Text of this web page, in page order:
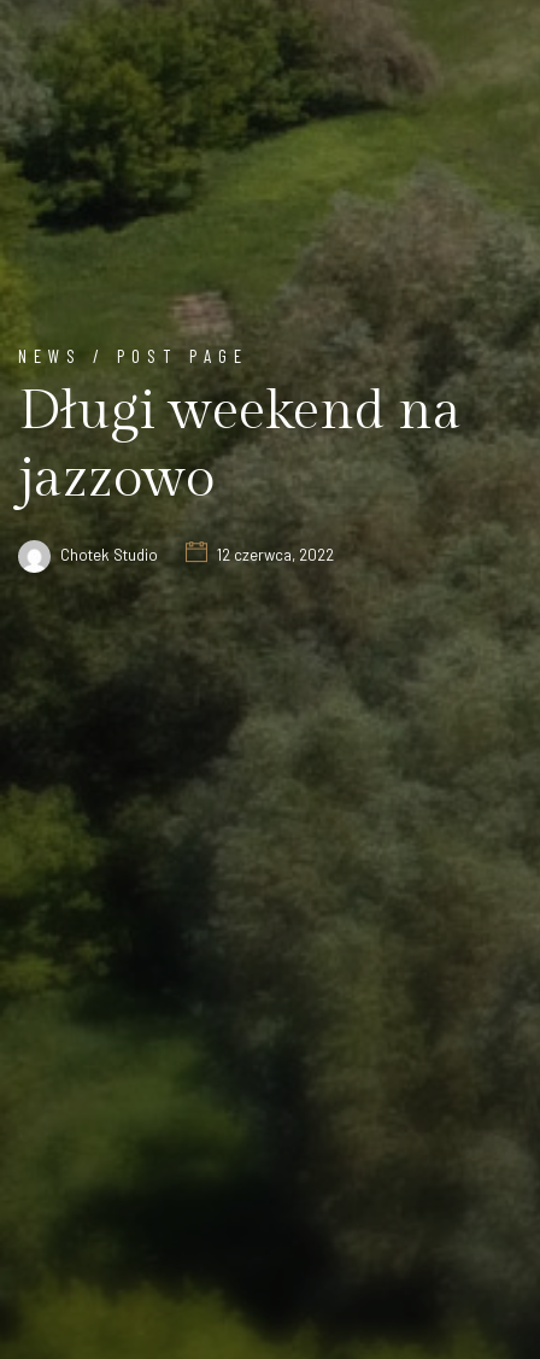
NEWS / POST PAGE
Długi weekend na
jazzowo
Chotek Studio 12 czerwca, 2022